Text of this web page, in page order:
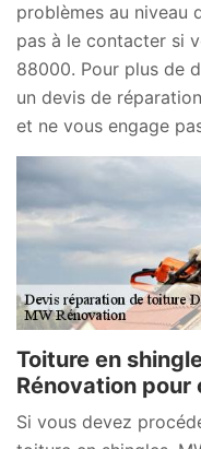
problèmes au niveau
pas à le contacter si
88000. Pour plus de
un devis de
et ne vous engage
Toiture en
Rénovation
Si vous devez